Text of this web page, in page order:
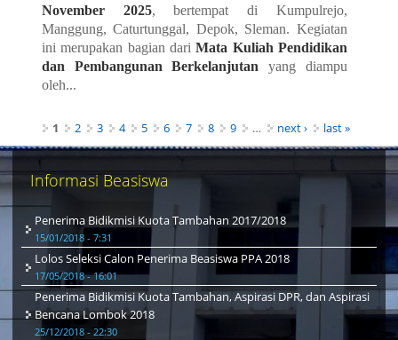
November 2025, bertempat di Kumpulrejo,
Manggung, Caturtunggal, Depok, Sleman. Kegiatan
ini merupakan bagian dariMata Kuliah Pendidikan
dan Pembangunan Berkelanjutan yang diampu
oleh...
Pages1 2 3 4 5 6 7 8 9 … next › last »
Informasi Beasiswa
Penerima Bidikmisi Kuota Tambahan 2017/2018
15/01/2018 - 7:31
Lolos Seleksi Calon Penerima Beasiswa PPA 2018
17/05/2018 - 16:01
Penerima Bidikmisi Kuota Tambahan, Aspirasi DPR, dan Aspirasi
Bencana Lombok 2018
25/12/2018 - 22:30